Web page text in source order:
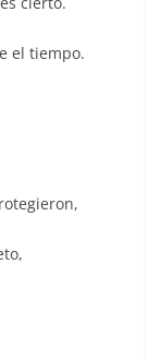
el tiempo.